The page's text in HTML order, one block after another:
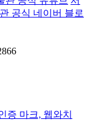
공식 네이버 블로
증 마크, 웹와치